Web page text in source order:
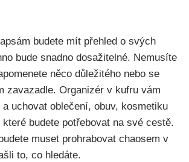
budete​ mít přehled o svých
bude snadno dosažitelné.⁣ Nemusíte
něco důležitého nebo se
zavazadle. Organizér v ⁢kufru vám
uchovat oblečení,⁣ obuv, kosmetiku
které budete potřebovat na své cestě.
muset prohrabovat chaosem ⁣v
to, co⁣ hledáte.